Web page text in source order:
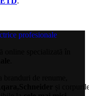
de renume,
și